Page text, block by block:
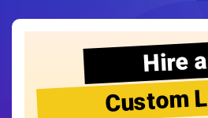
Hire a
Custom